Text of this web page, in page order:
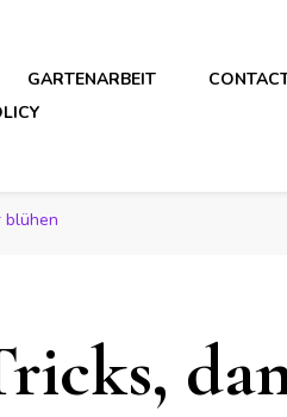
GARTENARBEIT
blühen